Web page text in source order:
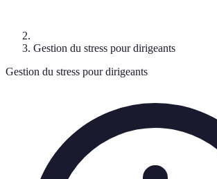
Gestion du stress pour dirigeants
Gestion du stress pour dirigeants